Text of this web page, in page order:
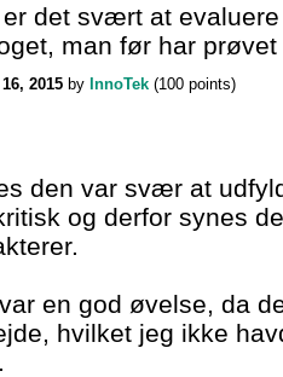
er det svært at
man før har
2015 by InnoTek (100 points)
den var svær at
og derfor synes
en god øvelse, da
hvilket jeg ikke